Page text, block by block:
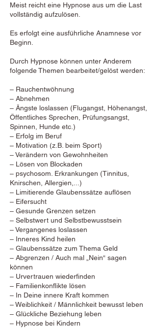
Meist reicht eine Hypnose aus um die Last
vollständig aufzulösen.
Es erfolgt eine ausführliche Anamnese vor
Beginn.
Durch Hypnose können unter Anderem
folgende Themen bearbeitet/gelöst werden:
– Rauchentwöhnung
– Abnehmen
– Ängste loslassen (Flugangst, Höhenangst,
Öffentliches Sprechen, Prüfungsangst,
Spinnen, Hunde etc.)
– Erfolg im Beruf
– Motivation (z.B. beim Sport)
– Verändern von Gewohnheiten
– Lösen von Blockaden
– psychosom. Erkrankungen (Tinnitus,
Knirschen, Allergien,...)
– Limitierende Glaubenssätze auflösen
– Eifersucht
– Gesunde Grenzen setzen
– Selbstwert und Selbstbewusstsein
– Vergangenes loslassen
– Inneres Kind heilen
– Glaubenssätze zum Thema Geld
– Abgrenzen / Auch mal „Nein“ sagen
können
– Urvertrauen wiederfinden
– Familienkonflikte lösen
– In Deine innere Kraft kommen
– Weiblichkeit / Männlichkeit bewusst leben
– Glückliche Beziehung leben
– Hypnose bei Kindern